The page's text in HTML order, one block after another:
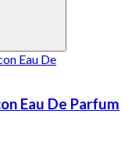
Eau De Parfum